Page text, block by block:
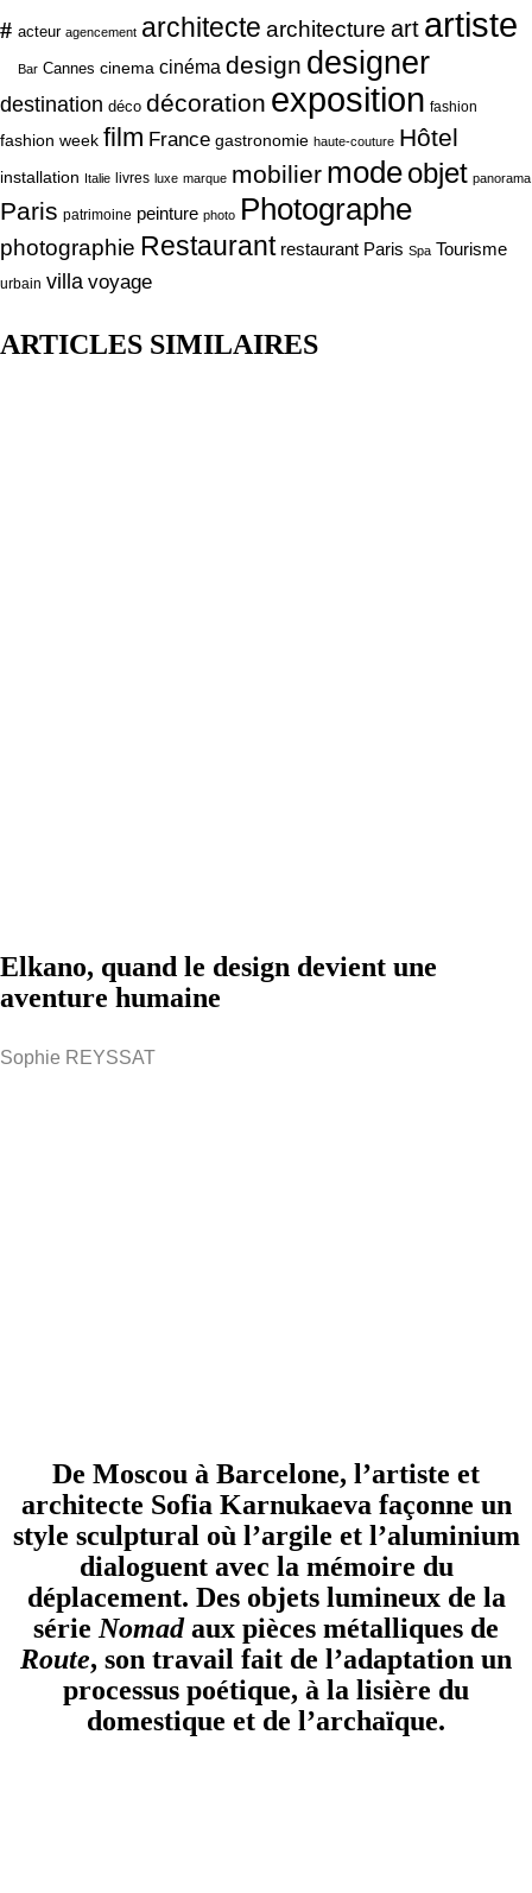
# acteur agencement architecte architecture art artiste
Bar Cannes cinema cinéma design designer
destination déco décoration exposition fashion
fashion week film France gastronomie haute-couture Hôtel
installation Italie livres luxe marque mobilier modeobjet panorama
Paris patrimoine peinture photo Photographe
photographie Restaurant restaurant Paris Spa Tourisme
urbain villa voyage
ARTICLES SIMILAIRES
Elkano, quand le design devient une
aventure humaine
Sophie REYSSAT
De Moscou à Barcelone, l’artiste et
architecte Sofia Karnukaeva façonne un
style sculptural où l’argile et l’aluminium
dialoguent avec la mémoire du
déplacement. Des objets lumineux de la
série Nomadaux pièces métalliques de
Route, son travail fait de l’adaptation un
processus poétique, à la lisière du
domestique et de l’archaïque.